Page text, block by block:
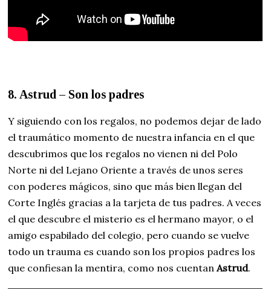
8. Astrud – Son los padres
Y siguiendo con los regalos, no podemos dejar de lado
el traumático momento de nuestra infancia en el que
descubrimos que los regalos no vienen ni del Polo
Norte ni del Lejano Oriente a través de unos seres
con poderes mágicos, sino que más bien llegan del
Corte Inglés gracias a la tarjeta de tus padres. A veces
el que descubre el misterio es el hermano mayor, o el
amigo espabilado del colegio, pero cuando se vuelve
todo un trauma es cuando son los propios padres los
que confiesan la mentira, como nos cuentanAstrud.